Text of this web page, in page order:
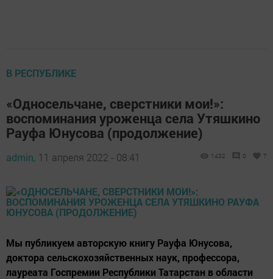
В РЕСПУБЛИКЕ
«Односельчане, сверстники мои!»:
воспоминания уроженца села Утяшкино
Рауфа Юнусова (продолжение)
admin, 11 апреля 2022 - 08:41 1432 0 7
Мы публикуем авторскую книгу Рауфа Юнусова,
доктора сельскохозяйственных наук, профессора,
лауреата Госпремии Республики Татарстан в области